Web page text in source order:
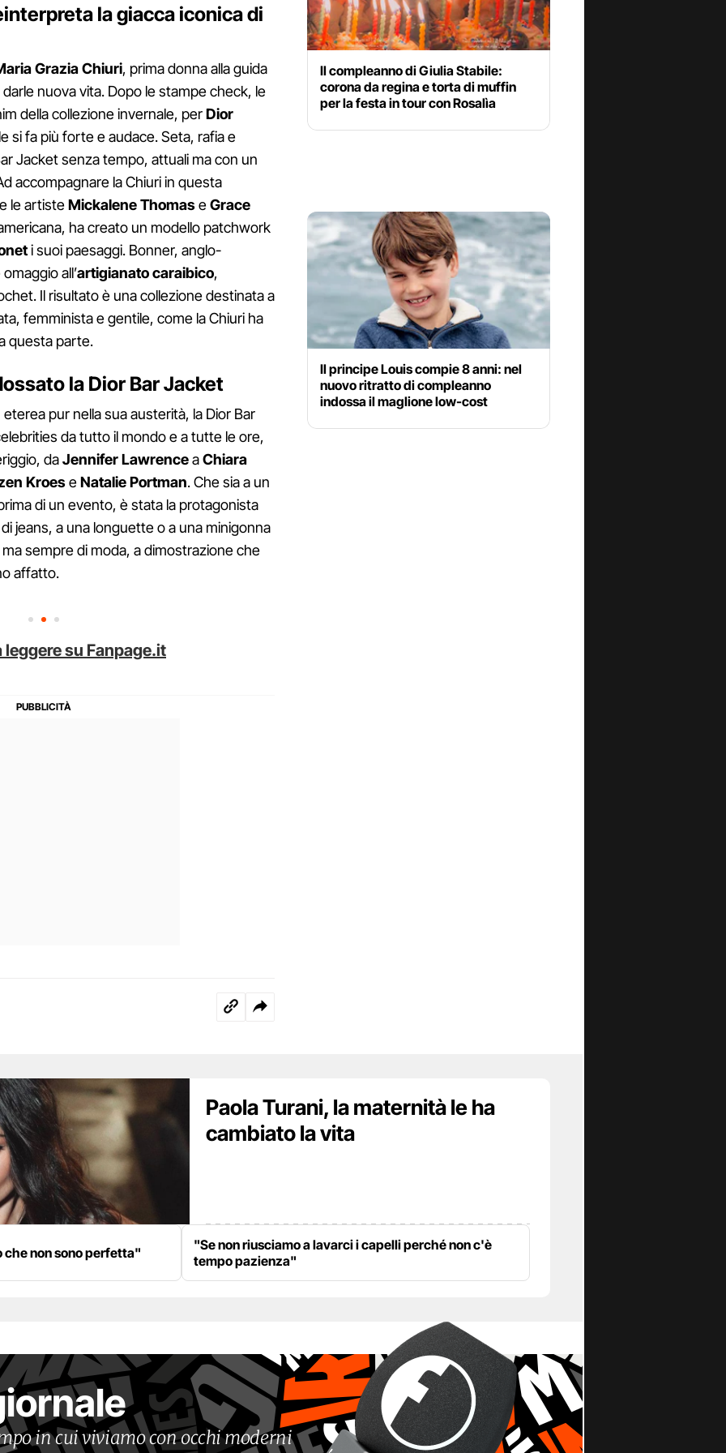
la giacca iconica di
Grazia Chiuri, prima donna alla guida
nuova vita. Dopo le stampe check, le
della collezione invernale, perDior
si fa più forte e audace. Seta, rafia e
Jacket senza tempo, attuali ma con un
accompagnare la Chiuri in questa
le artisteMickalene ThomaseGrace
ha creato un modello patchwork
i suoi paesaggi. Bonner, anglo-
all’artigianato caraibico,
Il risultato è una collezione destinata a
femminista e gentile, come la Chiuri ha
questa parte.
la Dior Bar Jacket
pur nella sua austerità, la Dior Bar
da tutto il mondo e a tutte le ore,
daJennifer LawrenceaChiara
KroeseNatalie Portman. Che sia a un
di un evento, è stata la protagonista
jeans, a una longuette o a una minigonna
sempre di moda, a dimostrazione che
affatto.
leggere su Fanpage.it
Il compleanno di Giulia Stabile:
corona da regina e torta di muffin
per la festa in tour con Rosalìa
Il principe Louis compie 8 anni: nel
nuovo ritratto di compleanno
indossa il maglione low-cost
Paola Turani, la maternità le ha
cambiato la vita
non sono perfetta"
"Se non riusciamo a lavarci i capelli perché non c'è
tempo pazienza"
in cui viviamo con occhi moderni